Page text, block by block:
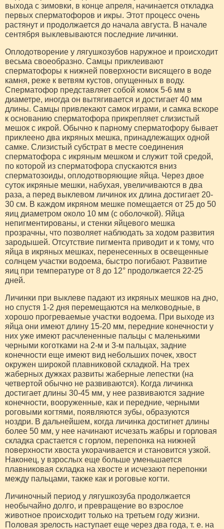
выхода с зимовки, в конце апреля, начинается откладка
первых сперматофоров и икры. Этот процесс очень
растянут и продолжается до начала августа. В начале
сентября выклевываются последние личинки.
Оплодотворение у лягушкозубов наружное и происходит
весьма своеобразно. Самцы приклеивают
сперматофоры к нижней поверхности висящего в воде
камня, реже к ветвям кустов, опущенных в воду.
Сперматофор представляет собой комок 5-6 мм в
диаметре, иногда он вытягивается и достигает 40 мм
длины. Самцы привлекают самок играми, и самка вскоре
к основанию сперматофора прикрепляет слизистый
мешок с икрой. Обычно к парному сперматофору бывает
приклеено два икряных мешка, принадлежащих одной
самке. Слизистый субстрат в месте соединения
сперматофора с икряным мешком и служит той средой,
по которой из сперматофора спускаются вниз
сперматозоиды, оплодотворяющие яйца. Через двое
суток икряные мешки, набухая, увеличиваются в два
раза, а перед выклевом личинок их длина достигает 20-
30 см. В каждом икряном мешке помещается от 25 до 50
яиц диаметром около 10 мм (с оболочкой). Яйца
непигментированы, и стенки яйцевого мешка
прозрачны, что позволяет наблюдать за ходом развития
зародышей. Отсутствие пигмента приводит и к тому, что
яйца в икряных мешках, перенесенных в освещенные
солнцем участки водоема, быстро погибают. Развитие
яиц при температуре от 8 до 12° продолжается 22-25
дней.
Личинки при выклеве падают из икряных мешков на дно,
но спустя 1-2 дня перемещаются на мелководные, в
хорошо прогреваемые участки водоема. При выходе из
яйца они имеют длину 15-20 мм, передние конечности у
них уже имеют расчлененные пальцы с маленькими
черными коготками на 2-м и 3-м пальцах, задние
конечности еще имеют вид небольших почек, хвост
окружен широкой плавниковой складкой. На трех
жаберных дужках развиты жаберные лепестки (на
четвертой обычно не развиваются). Когда личинка
достигает длины 30-45 мм, у нее развиваются задние
конечности, вооруженные, как и передние, черными
роговыми когтями, появляются зубы, образуются
ноздри. В дальнейшем, когда личинка достигнет длины
более 50 мм, у нее начинают исчезать жабры и горловая
складка срастается с горлом, перепонка на нижней
поверхности хвоста укорачивается и становится узкой.
Наконец, у взрослых еще больше уменьшается
плавниковая складка на хвосте и исчезают перепонки
между пальцами, также как и роговые когти.
Личиночный период у лягушкозуба продолжается
необычайно долго, и превращение во взрослое
животное происходит только на третьем году жизни.
Половая зрелость наступает еще через два года, т. е. на